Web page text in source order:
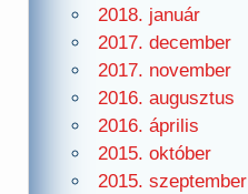
2018. január
2017. december
2017. november
2016. augusztus
2016. április
2015. október
2015. szeptember